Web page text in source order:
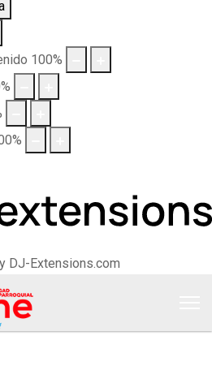
100%
%
%
DJ-Extensions.com